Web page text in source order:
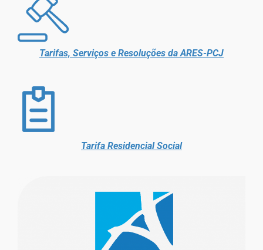
Tarifas, Serviços e Resoluções da ARES-PCJ
Tarifa Residencial Social